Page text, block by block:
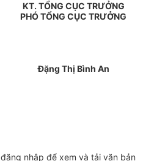
KT. TỔNG CỤC TRƯỞNG
PHÓ TỔNG CỤC TRƯỞNG
Đặng Thị Bình An
đăng nhập để xem và tải văn bản